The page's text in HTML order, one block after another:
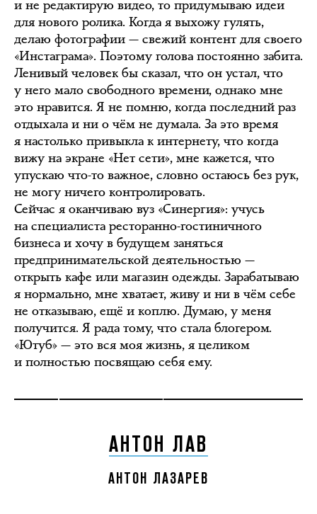
и не редактирую видео, то придумываю идеи
для нового ролика. Когда я выхожу гулять,
делаю фотографии — свежий контент для своего
«Инстаграма». Поэтому голова постоянно забита.
Ленивый человек бы сказал, что он устал, что
у него мало свободного времени, однако мне
это нравится. Я не помню, когда последний раз
отдыхала и ни о чём не думала. За это время
я настолько привыкла к интернету, что когда
вижу на экране «Нет сети», мне кажется, что
упускаю что-то важное, словно остаюсь без рук,
не могу ничего контролировать.
Сейчас я оканчиваю вуз «Синергия»: учусь
на специалиста ресторанно-гостиничного
бизнеса и хочу в будущем заняться
предпринимательской деятельностью —
открыть кафе или магазин одежды. Зарабатываю
я нормально, мне хватает, живу и ни в чём себе
не отказываю, ещё и коплю. Думаю, у меня
получится. Я рада тому, что стала блогером.
«Ютуб» — это вся моя жизнь, я целиком
и полностью посвящаю себя ему.
АНТОН ЛАВ
АНТОН ЛАЗАРЕВ